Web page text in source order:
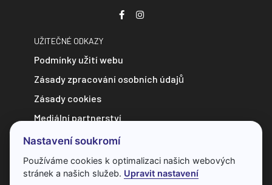
UŽITEČNÉ ODKAZY
Podmínky užití webu
Zásady zpracování osobních údajů
Zásady cookies
Mediální partnerství
Zpravodajství do e-mailu
Kontakt
Nastavení soukromí
Používáme cookies k optimalizaci našich webových
stránek a našich služeb. Upravit nastavení